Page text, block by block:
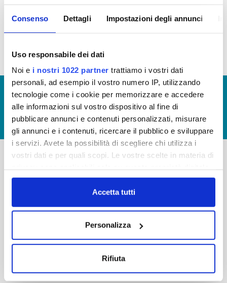
Consenso Dettagli Impostazioni degli annunci
Uso responsabile dei dati
Noi e i nostri 1022 partner trattiamo i vostri dati
personali, ad esempio il vostro numero IP, utilizzando
tecnologie come i cookie per memorizzare e accedere
alle informazioni sul vostro dispositivo al fine di
pubblicare annunci e contenuti personalizzati, misurare
gli annunci e i contenuti, ricercare il pubblico e sviluppare
i servizi. Avete la possibilità di scegliere chi utilizza i
vostri dati e per quali scopi. Le vostre scelte in materia di
in cui avete effettuato le vostre scelte. È possibile
modificare o revocare il proprio consenso in qualsiasi
momento dalla Dichiarazione sui cookie o facendo clic
Con il tuo consenso, vorremmo anche:
raccogliere informazioni sulla tua posizione
Accetta tutti
Personalizza
Rifiuta
società partecipate non soggette al controllo di
amministrazioni pubbliche, ex art. 2 bis, comma 3
© Copyright 2017 - 2026
GLOSSARIO
GIUDICA IL SERVIZIO
LAVORA CON NOI
-
50126 Fi
-
FAQ
PRIVACY POLICY
NOTE LEGALI
COOKIE
WHISTLEBLOWING
CREDITS